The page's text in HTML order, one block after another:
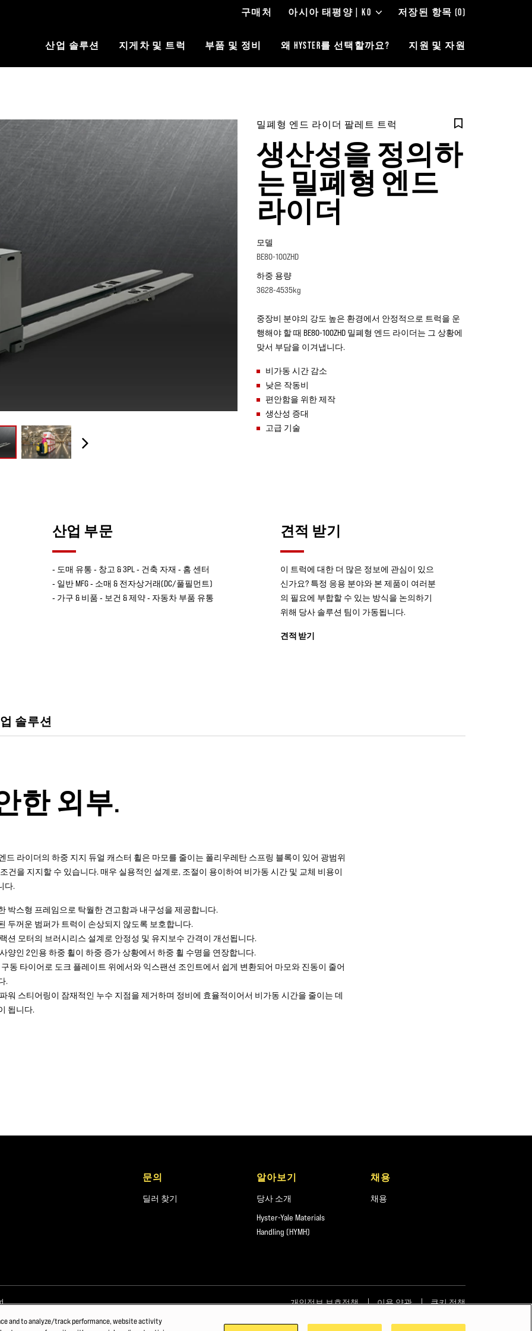
구매처 아시아 태평양 | KO 저장된 항목 (0)
산업 솔루션 지게차 및 트럭 부품 및 정비 왜 HYSTER를 선택할까요? 지원 및 자원
밀폐형 엔드 라이더 팔레트 트럭
생산성을 정의하
는 밀폐형 엔드
라이더
모델
BE80-100ZHD
하중 용량
3628-4535kg
중장비 분야의 강도 높은 환경에서 안정적으로 트럭을 운
행해야 할 때 BE80-100ZHD 밀폐형 엔드 라이더는 그 상황에
맞서 부담을 이겨냅니다.
비가동 시간 감소
낮은 작동비
편안함을 위한 제작
생산성 증대
고급 기술
산업 부문
‐ 도매 유통 ‐ 창고 & 3PL ‐ 건축 자재 ‐ 홈 센터
‐ 일반 MFG ‐ 소매 & 전자상거래(DC/풀필먼트)
‐ 가구 & 비품 ‐ 보건 & 제약 ‐ 자동차 부품 유통
견적 받기
이 트럭에 대한 더 많은 정보에 관심이 있으
신가요? 특정 응용 분야와 본 제품이 여러분
의 필요에 부합할 수 있는 방식을 논의하기
위해 당사 솔루션 팀이 가동됩니다.
견적 받기
솔루션
한 외부.
드 라이더의 하중 지지 듀얼 캐스터 휠은 마모를 줄이는 폴리우레탄 스프링 블록이 있어 광범위
건을 지지할 수 있습니다. 매우 실용적인 설계로, 조절이 용이하여 비가동 시간 및 교체 비용이
다.
박스형 프레임으로 탁월한 견고함과 내구성을 제공합니다.
두꺼운 범퍼가 트럭이 손상되지 않도록 보호합니다.
랙션 모터의 브러시리스 설계로 안정성 및 유지보수 간격이 개선됩니다.
양인 2인용 하중 휠이 하중 증가 상황에서 하중 휠 수명을 연장합니다.
동 타이어로 도크 플레이트 위에서와 익스팬션 조인트에서 쉽게 변환되어 마모와 진동이 줄어
.
워 스티어링이 잠재적인 누수 지점을 제거하며 정비에 효율적이어서 비가동 시간을 줄이는 데
됩니다.
문의
딜러 찾기
알아보기
당사 소개
Hyster-Yale Materials
Handling (HYMH)
채용
채용
개인정보 보호정책 이용 약관
쿠키 정책
and to analyze/track performance, website activity